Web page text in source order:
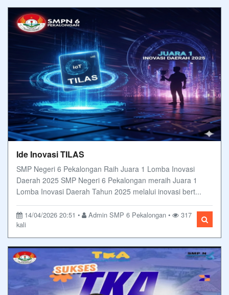
Ide Inovasi TILAS
SMP Negeri 6 Pekalongan Raih Juara 1 Lomba Inovasi
Daerah 2025 SMP Negeri 6 Pekalongan meraih Juara 1
Lomba Inovasi Daerah Tahun 2025 melalui inovasi bert...
14/04/2026 20:51 • Admin SMP 6 Pekalongan •
317
kali